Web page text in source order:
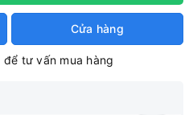
Cửa hàng
để tư vấn mua hàng